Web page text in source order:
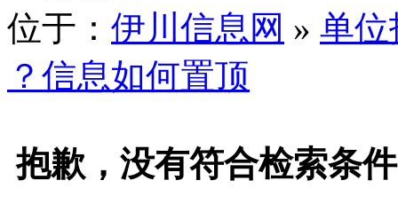
位于： 伊川信息网 » 单位
？信息如何置顶
抱歉，没有符合检索条